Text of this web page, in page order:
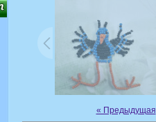
« Предыдущая